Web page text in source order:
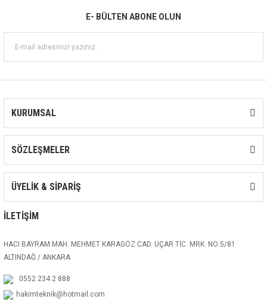
E- BÜLTEN ABONE OLUN
KURUMSAL
SÖZLEŞMELER
ÜYELİK & SİPARİŞ
İLETİŞİM
HACI BAYRAM MAH. MEHMET KARAGÖZ CAD. UÇAR TİC. MRK. NO:5/81
ALTINDAĞ / ANKARA
0552 234 2 888
hakimteknik@hotmail.com